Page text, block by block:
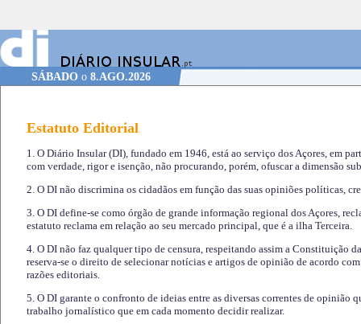
SÁBADOo 8.AGO.2026
Estatuto Editorial
1. O Diário Insular (DI), fundado em 1946, está ao serviço dos Açores, em
com verdade, rigor e isenção, não procurando, porém, ofuscar a dimensão
2. O DI não discrimina os cidadãos em função das suas opiniões políticas,
3. O DI define-se como órgão de grande informação regional dos Açores,
estatuto reclama em relação ao seu mercado principal, que é a ilha Terceira.
4. O DI não faz qualquer tipo de censura, respeitando assim a Constituição
reserva-se o direito de selecionar notícias e artigos de opinião de acordo
razões editoriais.
5. O DI garante o confronto de ideias entre as diversas correntes de opinião
trabalho jornalístico que em cada momento decidir realizar.